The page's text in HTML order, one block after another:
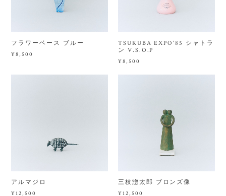
フラワーベース ブルー
¥8,500
TSUKUBA EXPO'85 シャトラ
ン V.S.O.P
¥8,500
アルマジロ
¥12,500
三枝惣太郎 ブロンズ像
¥12,500